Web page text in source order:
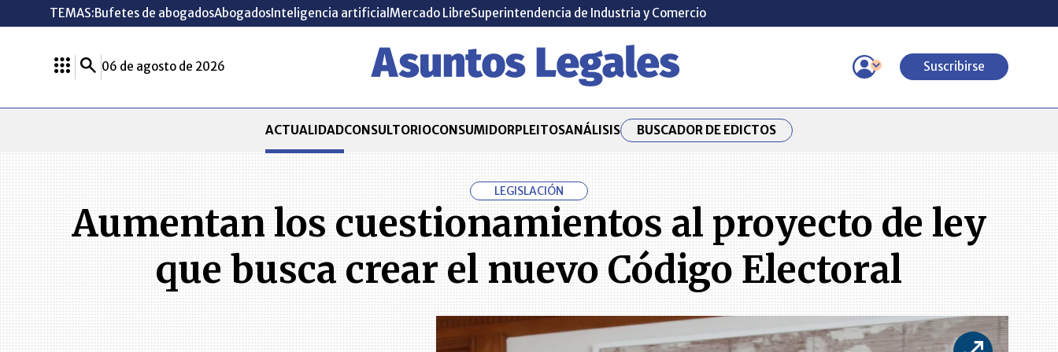
TEMAS:Bufetes de abogadosAbogadosInteligencia artificial Mercado LibreSuperintendencia de Industria y Comercio
06 de agosto de 2026 Suscribirse
ACTUALIDADCONSULTORIOCONSUMIDORPLEITOSANÁLISIS BUSCADOR DE EDICTOS
LEGISLACIÓN
Aumentan los cuestionamientos al proyecto de ley
que busca crear el nuevo Código Electoral